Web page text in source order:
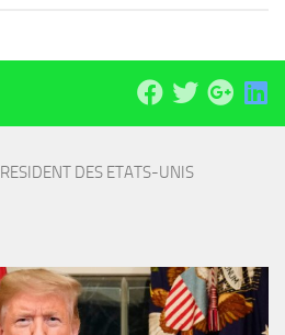
DES ETATS-UNIS